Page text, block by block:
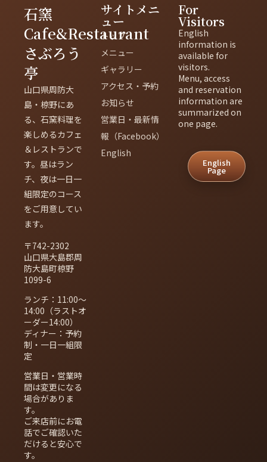
石窯
Cafe&Restaurant
さぶろう
亭
山口県周防大
島・椋野にあ
る、石窯料理を
楽しめるカフェ
＆レストランで
す。昼はラン
チ、夜は一日一
組限定のコース
をご用意してい
ます。
〒742-2302
山口県大島郡周
防大島町椋野
1099-6
ランチ：11:00〜
14:00（ラストオ
ーダー14:00）
ディナー：予約
制・一日一組限
定
営業日・営業時
間は変更になる
場合がありま
す。
ご来店前にお電
話でご確認いた
だけると安心で
す。
サイトメニ
ュー
トップ
メニュー
ギャラリー
アクセス・予約
お知らせ
営業日・最新情
報（Facebook）
English
For
Visitors
English
information is
available for
visitors.
Menu, access
and reservation
information are
summarized on
one page.
English
Page